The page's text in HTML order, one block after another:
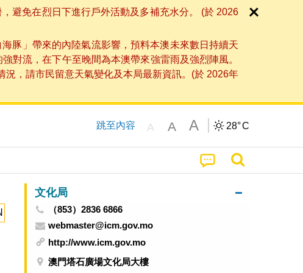
避免在烈日下進行戶外活動及多補充水分。 (於 2026
豚」帶來的內陸氣流影響，預料本澳未來數日持續天
對流，在下午至晚間為本澳帶來強雷雨及強烈陣風。
，請市民留意天氣變化及本局最新資訊。(於 2026年
跳至內容 A A A 28°C
文化局
（853）2836 6866
webmaster@icm.gov.mo
http://www.icm.gov.mo
澳門塔石廣場文化局大樓